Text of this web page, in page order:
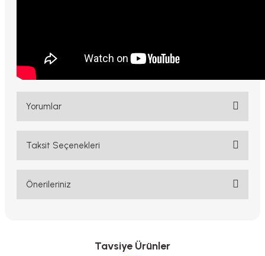
Yorumlar
Bu ürüne ilk yorumu siz yapın!
Taksit Seçenekleri
Önerileriniz
Tavsiye Ürünler